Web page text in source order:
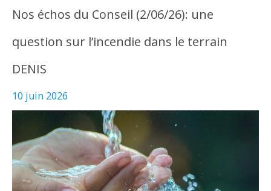
Nos échos du Conseil (2/06/26): une
question sur l’incendie dans le terrain
DENIS
10 juin 2026